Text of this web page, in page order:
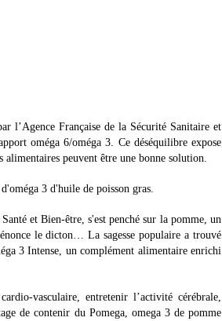
l’Agence Française de la Sécurité Sanitaire et
oméga 6/oméga 3. Ce déséquilibre expose
peuvent être une bonne solution.
3 d'huile de poisson gras.
et Bien-être, s'est penché sur la pomme, un
le dicton… La sagesse populaire a trouvé
3 Intense, un complément alimentaire enrichi
vasculaire, entretenir l’activité cérébrale,
de contenir du Pomega, omega 3 de pomme